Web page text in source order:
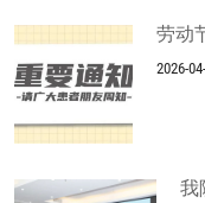
劳动
2026-
我